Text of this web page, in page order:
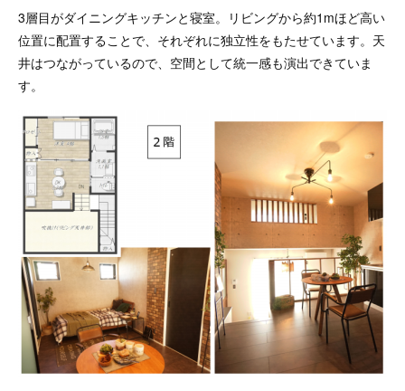
3層目がダイニングキッチンと寝室。リビングから約1mほど高い
位置に配置することで、それぞれに独立性をもたせています。天
井はつながっているので、空間として統一感も演出できていま
す。